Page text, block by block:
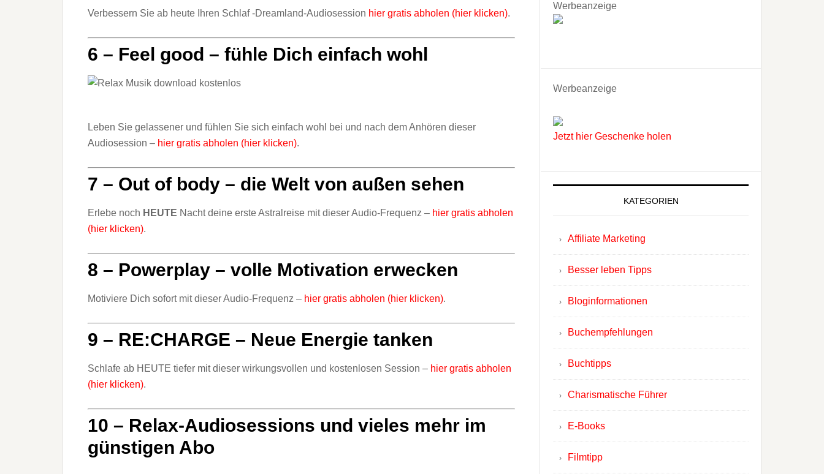
Verbessern Sie ab heute Ihren Schlaf -Dreamland-Audiosession hier gratis abholen (hier klicken).
6 – Feel good – fühle Dich einfach wohl
Leben Sie gelassener und fühlen Sie sich einfach wohl bei und nach dem Anhören dieser
Audiosession – hier gratis abholen (hier klicken).
7 – Out of body – die Welt von außen sehen
Erlebe noch HEUTE Nacht deine erste Astralreise mit dieser Audio-Frequenz – hier gratis abholen
(hier klicken).
8 – Powerplay – volle Motivation erwecken
Motiviere Dich sofort mit dieser Audio-Frequenz – hier gratis abholen (hier klicken).
9 – RE:CHARGE – Neue Energie tanken
Schlafe ab HEUTE tiefer mit dieser wirkungsvollen und kostenlosen Session – hier gratis abholen
(hier klicken).
10 – Relax-Audiosessions und vieles mehr im
günstigen Abo
Werbeanzeige
Werbeanzeige
Jetzt hier Geschenke holen
KATEGORIEN
Affiliate Marketing
Besser leben Tipps
Bloginformationen
Buchempfehlungen
Buchtipps
Charismatische Führer
E-Books
Filmtipp